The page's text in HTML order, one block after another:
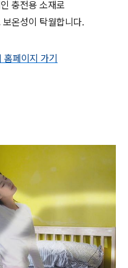
충전용 소재로
온성이 탁월합니다.
페이지 가기